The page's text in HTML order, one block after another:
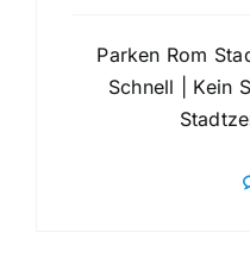
Parken Rom
Schnell | Kein